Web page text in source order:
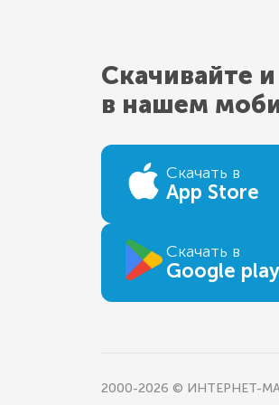
Скачивайте
в нашем
Скачать в
App Store
Скачать в
Google
2000-2026 © ИНТЕРНЕТ-